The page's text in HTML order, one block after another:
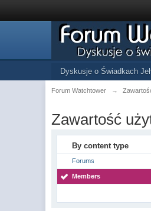
Dyskusje o Świadkach
Forum Watchtower →
Zawartość
By content type
Forums
Members